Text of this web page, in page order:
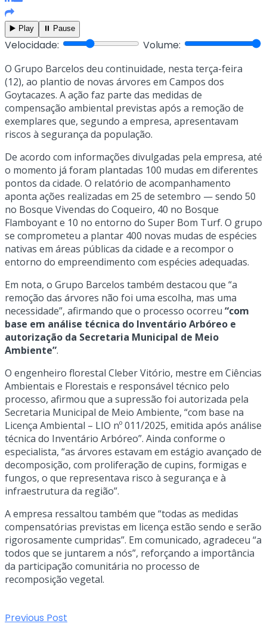
▶️ Play ⏸️ Pause
Velocidade: Volume:
O Grupo Barcelos deu continuidade, nesta terça-feira
(12), ao plantio de novas árvores em Campos dos
Goytacazes. A ação faz parte das medidas de
compensação ambiental previstas após a remoção de
exemplares que, segundo a empresa, apresentavam
riscos à segurança da população.
De acordo com informações divulgadas pela empresa, até
o momento já foram plantadas 100 mudas em diferentes
pontos da cidade. O relatório de acompanhamento
aponta ações realizadas em 25 de setembro — sendo 50
no Bosque Vivendas do Coqueiro, 40 no Bosque
Flamboyant e 10 no entorno do Super Bom Turf. O grupo
se comprometeu a plantar 400 novas mudas de espécies
nativas em áreas públicas da cidade e a recompor o
entorno do empreendimento com espécies adequadas.
Em nota, o Grupo Barcelos também destacou que “a
remoção das árvores não foi uma escolha, mas uma
necessidade”, afirmando que o processo ocorreu “com
base em análise técnica do Inventário Arbóreo e
autorização da Secretaria Municipal de Meio
Ambiente”.
O engenheiro florestal Cleber Vitório, mestre em Ciências
Ambientais e Florestais e responsável técnico pelo
processo, afirmou que a supressão foi autorizada pela
Secretaria Municipal de Meio Ambiente, “com base na
Licença Ambiental – LIO nº 011/2025, emitida após análise
técnica do Inventário Arbóreo”. Ainda conforme o
especialista, “as árvores estavam em estágio avançado de
decomposição, com proliferação de cupins, formigas e
fungos, o que representava risco à segurança e à
infraestrutura da região”.
A empresa ressaltou também que “todas as medidas
compensatórias previstas em licença estão sendo e serão
rigorosamente cumpridas”. Em comunicado, agradeceu “a
todos que se juntarem a nós”, reforçando a importância
da participação comunitária no processo de
recomposição vegetal.
Previous Post